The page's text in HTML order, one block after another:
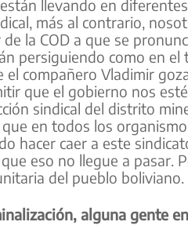
llevando en
más al contrario,
la COD a que se
persiguiendo como en
el compañero Vladimir
que el gobierno nos
sindical del distrito
en todos los
hacer caer a este
eso no llegue a pasar.
del pueblo boliviano.
alguna gente